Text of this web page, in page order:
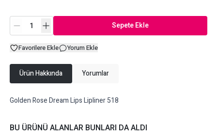
Sepete Ekle
Favorilere Ekle Yorum Ekle
Ürün Hakkında Yorumlar
Golden Rose Dream Lips Lipliner 518
BU ÜRÜNÜ ALANLAR BUNLARI DA ALDI